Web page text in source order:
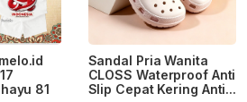
81
Sandal Pria Wanita
CLOSS Waterproof Anti
Slip Cepat Kering Anti...